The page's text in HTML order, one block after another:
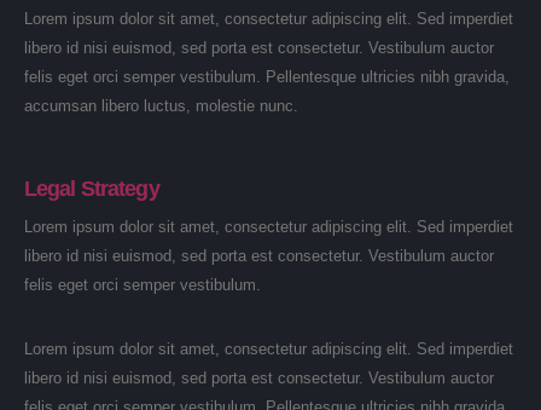
Lorem ipsum dolor sit amet, consectetur adipiscing elit. Sed imperdiet
libero id nisi euismod, sed porta est consectetur. Vestibulum auctor
felis eget orci semper vestibulum. Pellentesque ultricies nibh gravida,
accumsan libero luctus, molestie nunc.
Legal Strategy
Lorem ipsum dolor sit amet, consectetur adipiscing elit. Sed imperdiet
libero id nisi euismod, sed porta est consectetur. Vestibulum auctor
felis eget orci semper vestibulum.
Lorem ipsum dolor sit amet, consectetur adipiscing elit. Sed imperdiet
libero id nisi euismod, sed porta est consectetur. Vestibulum auctor